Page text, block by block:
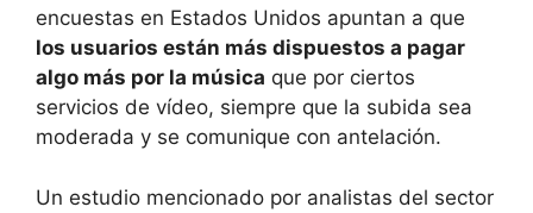
encuestas en Estados Unidos apuntan a que
los usuarios están más dispuestos a pagar
algo más por la música que por ciertos
servicios de vídeo, siempre que la subida sea
moderada y se comunique con antelación.
Un estudio mencionado por analistas del sector